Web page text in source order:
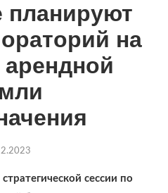
планируют
на
сессии по